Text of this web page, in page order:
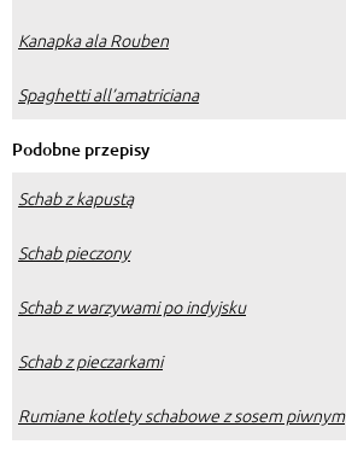
Kanapka ala Rouben
Spaghetti all’amatriciana
Podobne przepisy
Schab z kapustą
Schab pieczony
Schab z warzywami po indyjsku
Schab z pieczarkami
Rumiane kotlety schabowe z sosem piwnym